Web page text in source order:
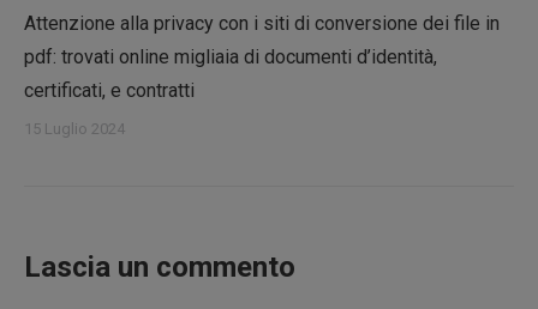
Attenzione alla privacy con i siti di conversione dei file in
pdf: trovati online migliaia di documenti d’identità,
certificati, e contratti
15 Luglio 2024
Lascia un commento